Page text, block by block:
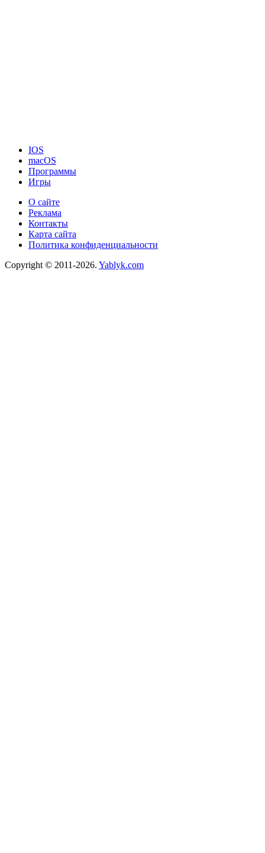
IOS
macOS
Программы
Игры
О сайте
Реклама
Контакты
Карта сайта
Политика конфиденциальности
Copyright © 2011-2026. Yablyk.сom